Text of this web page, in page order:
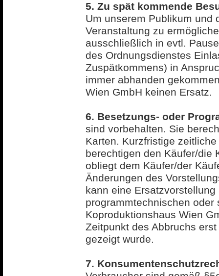
5. Zu spät kommende
Um unserem Publikum und
Veranstaltung zu
ausschließlich in evtl.
des Ordnungsdienstes
Zuspätkommens) in
immer abhanden
Wien GmbH keinen Ersatz.
6. Besetzungs- oder
sind vorbehalten. Sie
Karten. Kurzfristige
berechtigen den Käufer/die
obliegt dem Käufer/der
Änderungen des
kann eine
programmtechnischen
Koproduktionshaus Wien
Zeitpunkt des Abbruchs
gezeigt wurde.
7.